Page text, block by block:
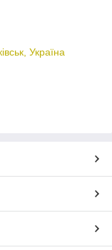
Україна